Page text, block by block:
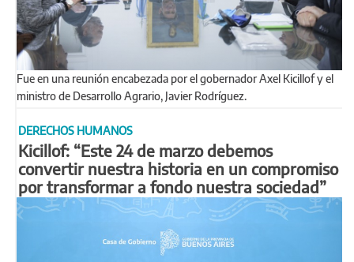
Fue en una reunión encabezada por el gobernador Axel Kicillof y el
ministro de Desarrollo Agrario, Javier Rodríguez.
DERECHOS HUMANOS
Kicillof: “Este 24 de marzo debemos
convertir nuestra historia en un compromiso
por transformar a fondo nuestra sociedad”